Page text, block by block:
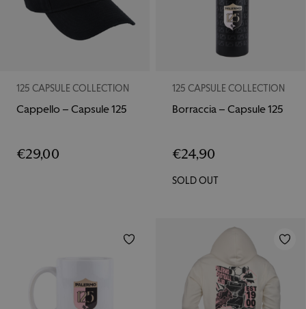
125 CAPSULE COLLECTION
Cappello – Capsule 125
€29,00
125 CAPSULE COLLECTION
Borraccia – Capsule 125
€24,90
SOLD OUT